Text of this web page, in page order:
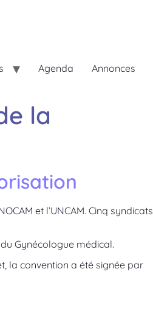
Agenda Annonces
la
et l’UNCAM. Cinq syndicats
Gynécologue médical.
la convention a été signée par